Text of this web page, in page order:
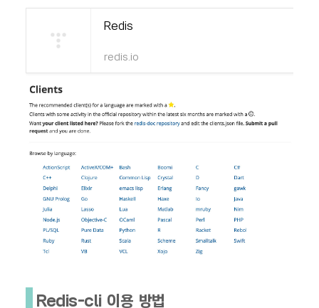
Redis
redis.io
Redis-cli 이용 방법